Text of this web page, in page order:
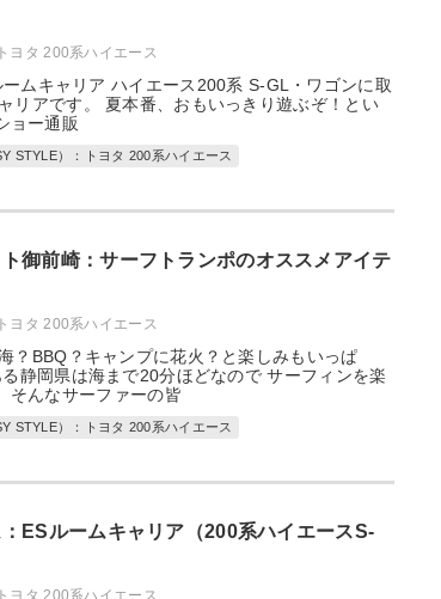
ヨタ 200系ハイエース
ムキャリア ハイエース200系 S-GL・ワゴンに取
リアです。 夏本番、おもいっきり遊ぶぞ！とい
ョー通販
STYLE）：トヨタ 200系ハイエース
御前崎：サーフトランポのオススメアイテ
ヨタ 200系ハイエース
？BBQ？キャンプに花火？と楽しみもいっぱ
静岡県は海まで20分ほどなので サーフィンを楽
そんなサーファーの皆
STYLE）：トヨタ 200系ハイエース
ESルームキャリア（200系ハイエースS-
ヨタ 200系ハイエース